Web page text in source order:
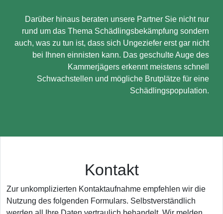
Darüber hinaus beraten unsere Partner Sie nicht nur
rund um das Thema Schädlingsbekämpfung sondern
auch, was zu tun ist, dass sich Ungeziefer erst gar nicht
bei Ihnen einnisten kann. Das geschulte Auge des
Kammerjägers erkennt meistens schnell
Schwachstellen und mögliche Brutplätze für eine
Schädlingspopulation.
Kontakt
Zur unkomplizierten Kontaktaufnahme empfehlen wir die
Nutzung des folgenden Formulars. Selbstverständlich